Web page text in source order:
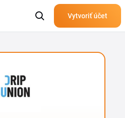
Vytvoriť účet